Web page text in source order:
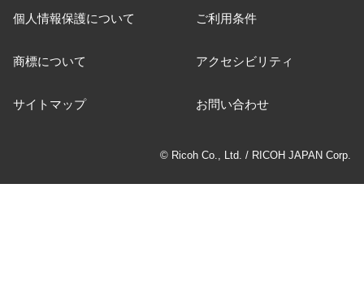
個人情報保護について ご利用条件
商標について アクセシビリティ
サイトマップ お問い合わせ
© Ricoh Co., Ltd. / RICOH JAPAN Corp.